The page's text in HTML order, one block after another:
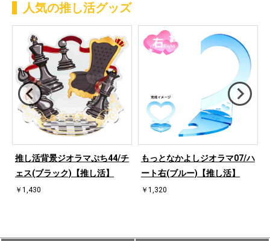
人気の推し活グッズ
推し活背景ジオラマぷち44/チ
ェス(ブラック)【推し活】
￥1,430
もっとなかよしジオラマ07/ハ
ート右(ブルー)【推し活】
￥1,320